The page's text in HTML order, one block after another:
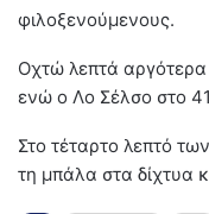
φιλοξενούμενους.
Οχτώ λεπτά
ενώ ο Λο Σέλσο στο
Στο τέταρτο λεπτό
τη μπάλα στα δίχτυα